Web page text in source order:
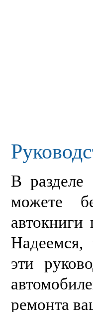
В разделе
можете
Надеемся,
эти
ремонта